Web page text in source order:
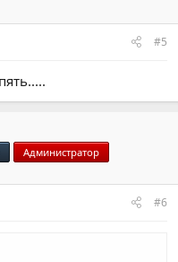
#5
Администратор
#6